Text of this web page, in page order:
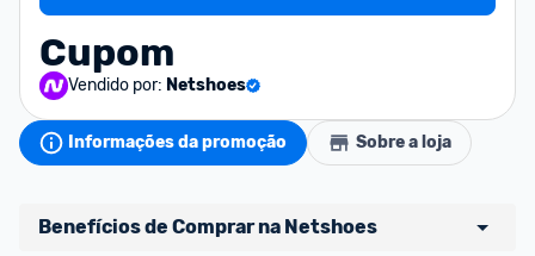
Cupom
Vendido por: Netshoes
Informações da promoção Sobre a loja
Benefícios de Comprar na Netshoes